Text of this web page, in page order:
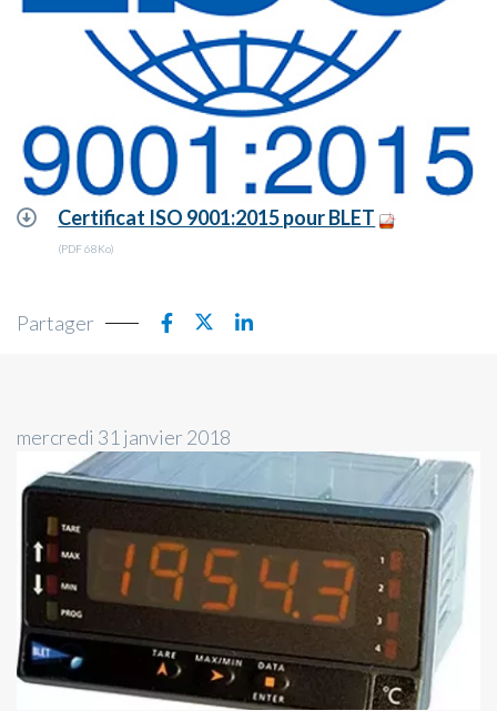
Certificat ISO 9001:2015 pour BLET
(PDF 68Ko)
Partager
mercredi 31 janvier 2018